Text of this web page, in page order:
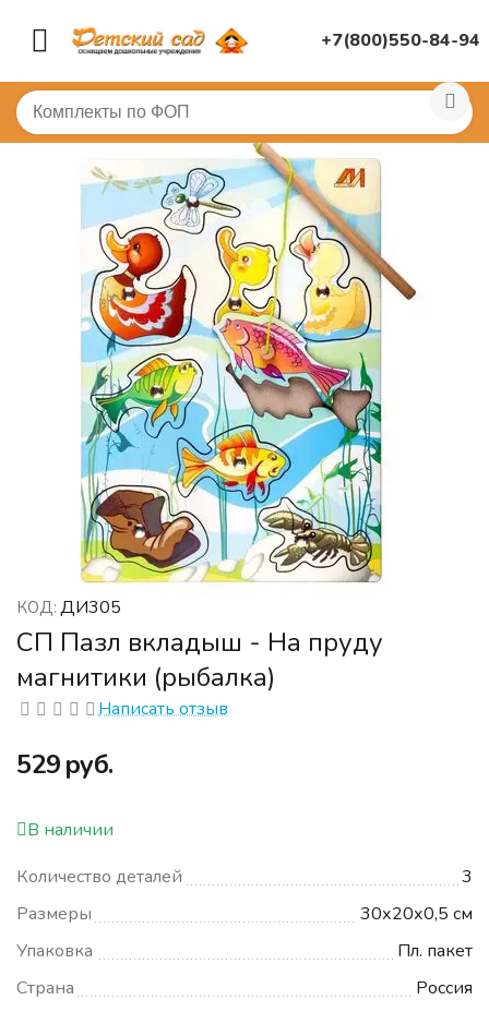
+7(800)550-84-94
Главная / ДИДАКТИЧЕСКИЕ ИГРЫ Развивающие
КОД: ДИ305
СП Пазл вкладыш - На пруду
магнитики (рыбалка)
Написать отзыв
‍529‍руб.
В наличии
Количество деталей
3
Размеры
30х20х0,5 см
Упаковка
Пл. пакет
Страна
Россия